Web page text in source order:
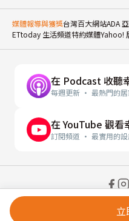
立
媒體報導與獲獎台灣百大網站ADA
ETtoday 生活頻道特約媒體Yahoo!
在 Podcast 收聽
每週更新 · 最熱門的
在 YouTube 觀看
訂閱頻道 · 最實用的
© 2026 幸福空間